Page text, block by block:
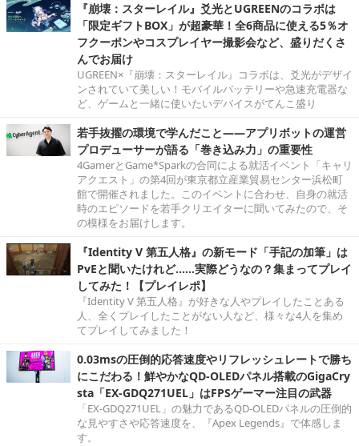
『崩壊：スターレイル』爻光とUGREENのコラボは
「限定ギフトBOX」が超豪華！全6商品に使える5％オ
フクーポンやコスプレイヤー撮影会など、盛りだくさ
んでお届け
UGREEN×『崩壊：スターレイル』コラボは、爻光がデザイ
ンされていて美しい！モバイルバッテリーや急速充電器な
ど、ゲームと一緒に使いたいデバイスがてんこ盛り
若手抜擢の環境で学んだこと――アプリボットの運営
プロデューサーが語る「巻き込み力」の重要性
4GamerとGame*Sparkの合同による就活イベント「キャリ
アクエスト」の第4回が東京都立産業貿易センター浜松町
館で開催されました。このイベントに合わせ、自身の就活
時のエピソードを若手クリエイターに聞いてみたので、そ
の模様をお届けします。
『Identity V 第五人格』の新モード「手記の加筆」は
PvEと聞いたけれど……実際どうなの？集まってプレイ
してみた！【プレイレポ】
『Identity V 第五人格』が好きな人やプレイしたことある
人、全くプレイしたことがない人など、様々な4人を集め
てプレイしてみました！
0.03msの圧倒的応答速度やリフレッシュレートで勝ち
にこだわる！鮮やかなQD-OLEDパネル搭載のGigaCry
sta「EX-GDQ271UEL」はFPSゲーマー注目の武器
「EX-GDQ271UEL」の魅力であるQD-OLEDパネルの圧倒的
な見やすさや応答速度を、『Apex Legends』で体感しま
す。